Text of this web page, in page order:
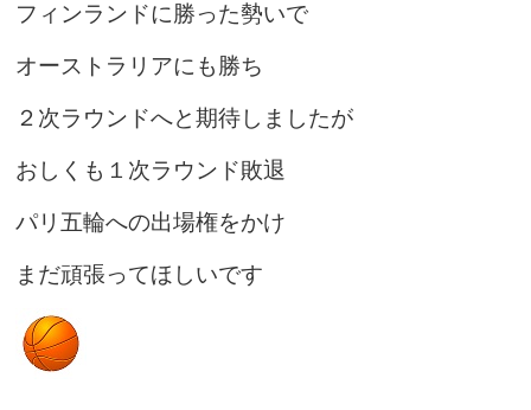
フィンランドに勝った勢いで
オーストラリアにも勝ち
２次ラウンドへと期待しましたが
おしくも１次ラウンド敗退
パリ五輪への出場権をかけ
まだ頑張ってほしいです